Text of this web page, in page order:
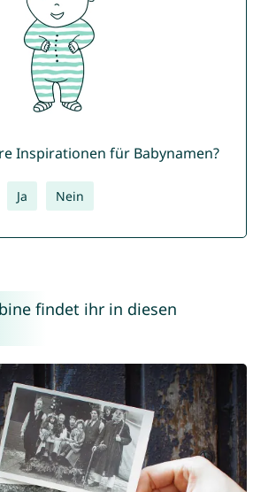
Inspirationen für Babynamen?
Ja Nein
findet ihr in diesen